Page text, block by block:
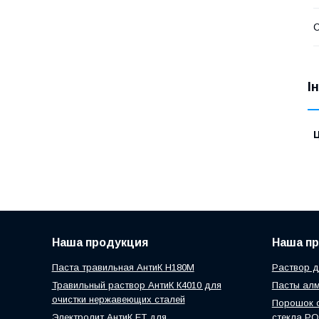
Наша продукция
Паста травильная АнтиК Н180М
Травильный раствор АнтиК К4010 для
очистки нержавеющих сталей
Наша
Раствор
Пасты
Порошок